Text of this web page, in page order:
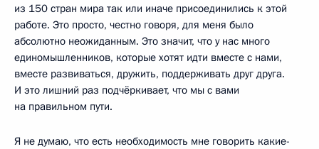
из 150 стран мира так или иначе присоединились к этой
работе. Это просто, честно говоря, для меня было
абсолютно неожиданным. Это значит, что у нас много
единомышленников, которые хотят идти вместе с нами,
вместе развиваться, дружить, поддерживать друг друга.
И это лишний раз подчёркивает, что мы с вами
на правильном пути.
Я не думаю, что есть необходимость мне говорить какие-